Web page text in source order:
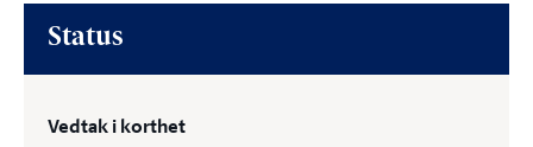
Status
Vedtak i korthet